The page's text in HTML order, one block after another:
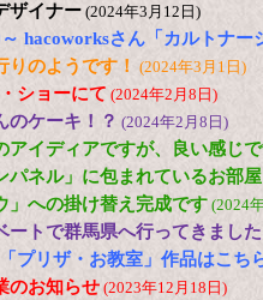
ザイナー (2024年3月12日)
hacoworksさん「カルトナー
りのようです！ (2024年3月1日)
ショーにて (2024年2月8日)
のケーキ！？ (2024年2月8日)
アイディアですが、良い感じ
パネル」に包まれているお部
」への掛け替え完成です (2024
ートで群馬県へ行ってきまし
プリザ・お教室」作品はこち
のお知らせ (2023年12月18日)